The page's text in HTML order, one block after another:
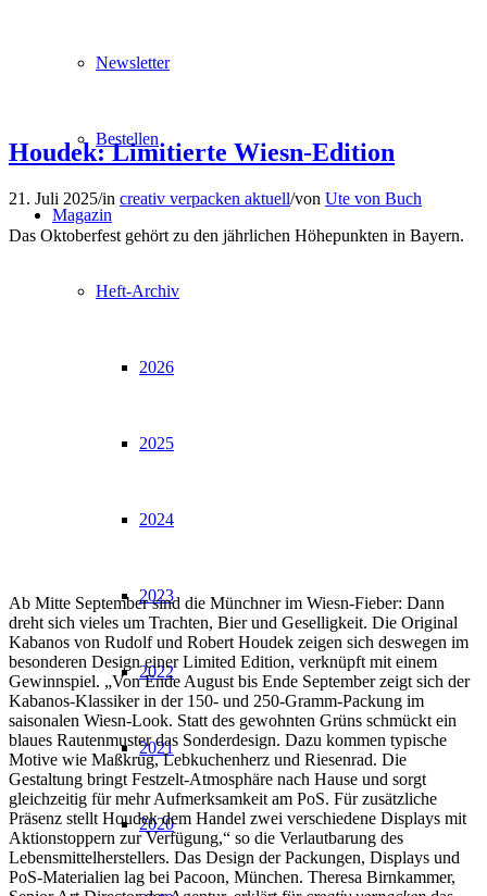
Newsletter
Bestellen
Magazin
Heft-Archiv
2026
2025
2024
2023
2022
2021
2020
Houdek: Limitierte Wiesn-Edition
21. Juli 2025/in creativ verpacken aktuell/von Ute von Buch
Das Oktoberfest gehört zu den jährlichen Höhepunkten in Bayern.
Ab Mitte September sind die Münchner im Wiesn-Fieber: Dann
dreht sich vieles um Trachten, Bier und Geselligkeit. Die Original
Kabanos von Rudolf und Robert Houdek zeigen sich deswegen im
besonderen Design einer Limited Edition, verknüpft mit einem
Gewinnspiel. „Von Ende August bis Ende September zeigt sich der
Kabanos-Klassiker in der 150- und 250-Gramm-Packung im
saisonalen Wiesn-Look. Statt des gewohnten Grüns schmückt ein
blaues Rautenmuster das Sonderdesign. Dazu kommen typische
Motive wie Maßkrug, Lebkuchenherz und Riesenrad. Die
Gestaltung bringt Festzelt-Atmosphäre nach Hause und sorgt
gleichzeitig für mehr Aufmerksamkeit am PoS. Für zusätzliche
Präsenz stellt Houdek dem Handel zwei verschiedene Displays mit
Aktionstoppern zur Verfügung,“ so die Verlautbarung des
Lebensmittelherstellers. Das Design der Packungen, Displays und
PoS-Materialien lag bei Pacoon, München. Theresa Birnkammer,